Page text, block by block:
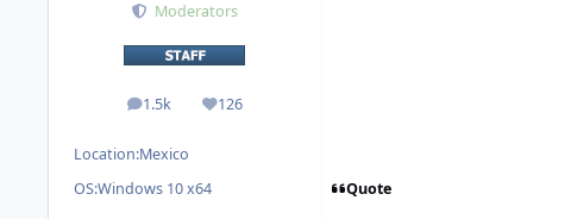
Moderators
1.5k
posts 126
Reputation
Location:Mexico
OS:Windows 10 x64 Quote